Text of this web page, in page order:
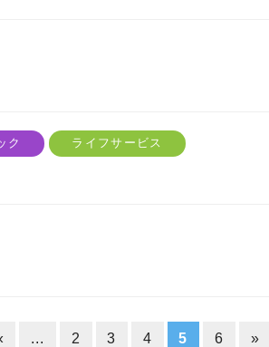
ク ライフサービス
... 2 3 4 5 6 »